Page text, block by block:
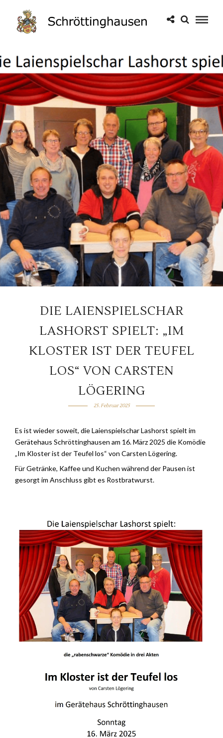
DIE LAIENSPIELSCHAR
LASHORST SPIELT: „IM
KLOSTER IST DER TEUFEL
LOS“ VON CARSTEN
LÖGERING
25. Februar 2025
Es ist wieder soweit, die Laienspielschar Lashorst spielt im
Gerätehaus Schröttinghausen am 16. März 2025 die Komödie
„Im Kloster ist der Teufel los“ von Carsten Lögering.
Für Getränke, Kaffee und Kuchen während der Pausen ist
gesorgt im Anschluss gibt es Rostbratwurst.